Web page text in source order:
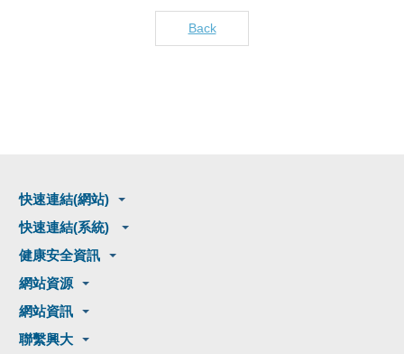
Back
快速連結(網站)
快速連結(系統)
健康安全資訊
網站資源
網站資訊
聯繫興大